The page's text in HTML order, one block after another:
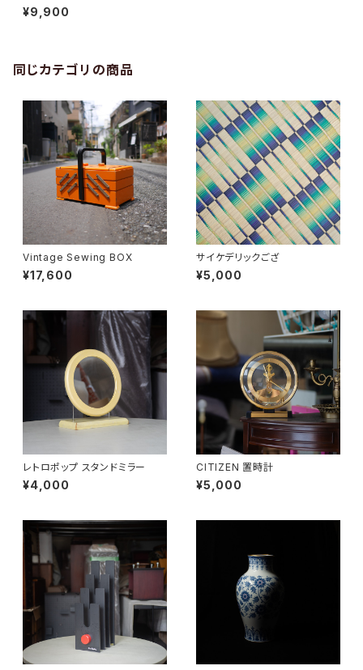
¥9,900
同じカテゴリの商品
Vintage Sewing BOX
¥17,600
サイケデリックござ
¥5,000
レトロポップ スタンドミラー
¥4,000
CITIZEN 置時計
¥5,000